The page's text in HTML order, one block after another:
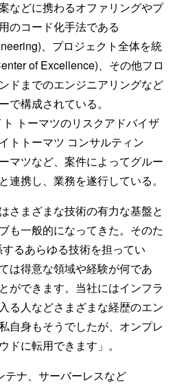
などに携わるオファリングやプ
のコード化手法である
、プロジェクト全体を統
of Excellence)、その他フロ
ドまでのエンジニアリングなど
で構成されている。
トーマツのリスクアドバイザ
トトーマツ コンサルティン
マツなど、案件によってグルー
連携し、業務を遂行している。
さまざまな技術の有力な基盤と
も一般的になってきた。そのた
るあらゆる技術を担ってい
は得意な領域や経験が何であ
ができます。当社にはインフラ
る人などさまざまな経歴のエン
自身もそうでしたが、オンプレ
ドに転用できます」。
ナ、サーバーレスなど